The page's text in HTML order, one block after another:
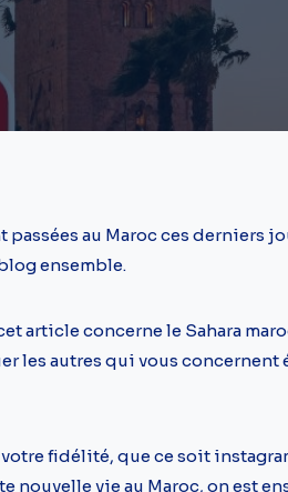
au Maroc ces derniers
ensemble.
article concerne le Sahara
les autres qui vous concernent
fidélité, que ce soit
nouvelle vie au Maroc, on est